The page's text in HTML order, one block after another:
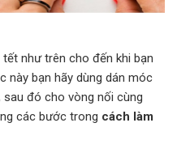
như trên cho đến khi bạn
này bạn hãy dùng dán móc
đó cho vòng nối cùng
các bước trong cách làm